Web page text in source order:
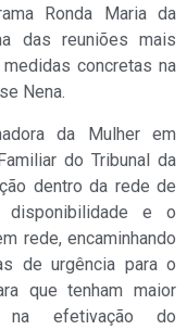
Ronda Maria da
das reuniões mais
concretas na
Nena.
da Mulher em
do Tribunal da
dentro da rede de
e o
rede, encaminhando
de urgência para o
que tenham maior
na efetivação do